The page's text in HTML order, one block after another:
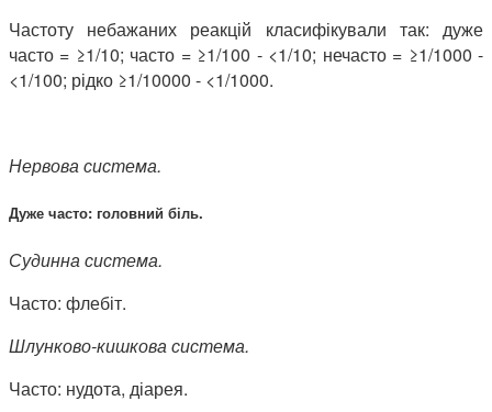
Частоту небажаних реакцій класифікували так: дуже
часто = ≥1/10; часто = ≥1/100 - <1/10; нечасто = ≥1/1000 -
<1/100; рідко ≥1/10000 - <1/1000.
Нервова система.
Дуже часто: головний біль.
Судинна система.
Часто: флебіт.
Шлунково-кишкова система.
Часто: нудота, діарея.